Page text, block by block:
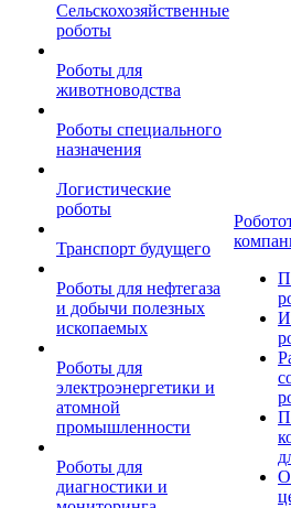
Сельскохозяйственные
роботы
Роботы для
животноводства
Роботы специального
назначения
Логистические
роботы
Транспорт будущего
Роботы для нефтегаза
и добычи полезных
ископаемых
Роботы для
электроэнергетики и
атомной
промышленности
Роботы для
диагностики и